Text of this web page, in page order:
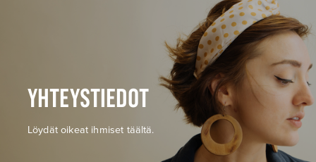
YHTEYSTIEDOT
Löydät oikeat ihmiset täältä.